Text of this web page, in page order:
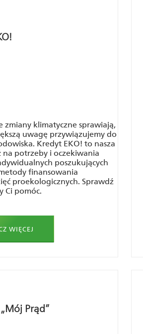
zmiany klimatyczne sprawiają,
uwagę przywiązujemy do
Kredyt EKO! to nasza
potrzeby i oczekiwania
poszukujących
finansowania
proekologicznych. Sprawdź
Ci pomóc.
WIĘCEJ
Prąd”